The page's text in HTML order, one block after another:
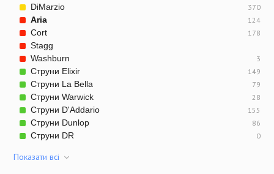
DiMarzio 370
Aria 124
Cort 178
Stagg
Washburn
3
Струни Elixir 149
Струни La Bella 79
Струни Warwick 28
Струни D'Addario 155
Струни Dunlop 86
Струни DR 0
Показати всi